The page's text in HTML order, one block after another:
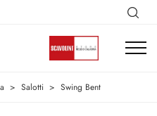
> Salotti > Swing Bent